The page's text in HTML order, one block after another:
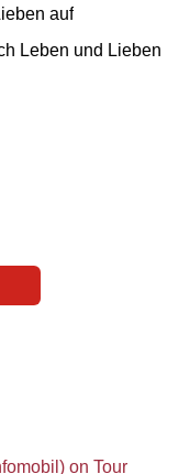
auf
Leben und Lieben